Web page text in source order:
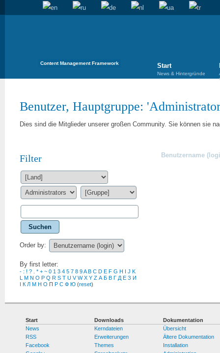
Content Management Framework Start
News & Hintergründe
Benutzer, Hauptgruppe: '
Dies sind die Mitglieder unserer großen Community. Sie können sie
Filter
Suchen
Order by:
By first letter:
- : ! ? * + ~ 0 1 3 4 5 7 8 9A B C D E F G H J K
M N O P Q R S T U V W X Y Z А Б В Г Д Е З И
К Л М Н О П Р С Ф Ю (reset)
Benutzername
Start
News
RSS
Facebook
Downloads
Kerndateien
Erweiterungen
Themes
Dokumentation
Übersicht
Ältere Dokumentation
Installation